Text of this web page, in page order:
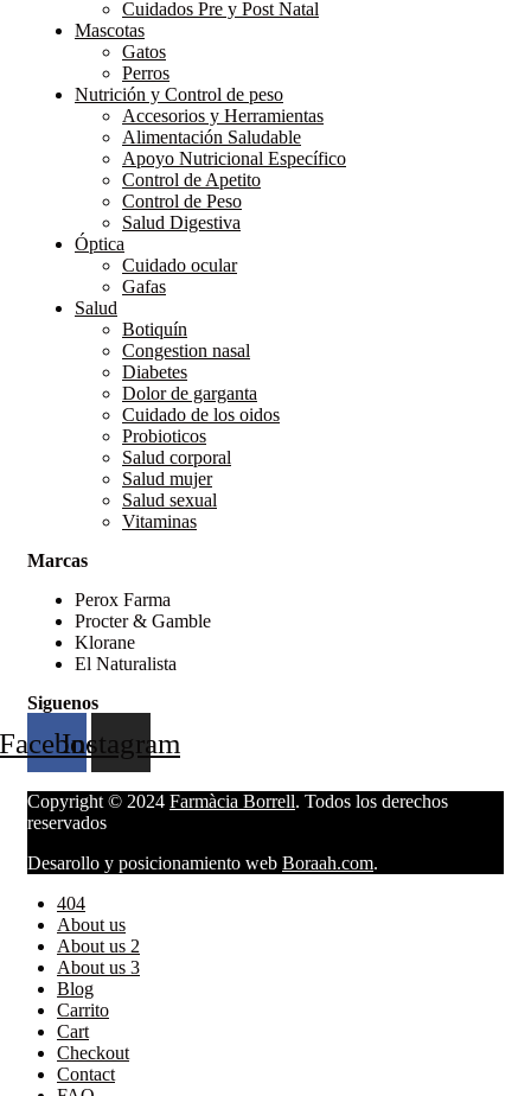
Cuidados Pre y Post Natal
Mascotas
Gatos
Perros
Nutrición y Control de peso
Accesorios y Herramientas
Alimentación Saludable
Apoyo Nutricional Específico
Control de Apetito
Control de Peso
Salud Digestiva
Óptica
Cuidado ocular
Gafas
Salud
Botiquín
Congestion nasal
Diabetes
Dolor de garganta
Cuidado de los oidos
Probioticos
Salud corporal
Salud mujer
Salud sexual
Vitaminas
Marcas
Perox Farma
Procter & Gamble
Klorane
El Naturalista
Siguenos
Instagram
Copyright © 2024 Farmàcia Borrell. Todos los derechos
reservados
Desarollo y posicionamiento web Boraah.com.
404
About us
About us 2
About us 3
Blog
Carrito
Cart
Checkout
Contact